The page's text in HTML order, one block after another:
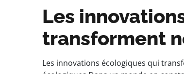
Les
transforment
Les innovations écologiques qui